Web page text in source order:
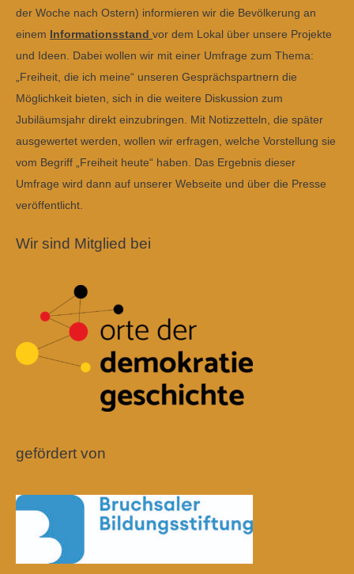
der Woche nach Ostern) informieren wir die Bevölkerung an
einem
Informationsstand vor dem Lokal über unsere Projekte
und Ideen. Dabei wollen wir mit einer Umfrage zum Thema:
„Freiheit, die ich meine“ unseren Gesprächspartnern die
Möglichkeit bieten, sich in die weitere Diskussion zum
Jubiläumsjahr direkt einzubringen. Mit Notizzetteln, die später
ausgewertet werden, wollen wir erfragen, welche Vorstellung sie
vom Begriff „Freiheit heute“ haben. Das Ergebnis dieser
Umfrage wird dann auf unserer Webseite und über die Presse
veröffentlicht.
Wir sind Mitglied bei
gefördert von